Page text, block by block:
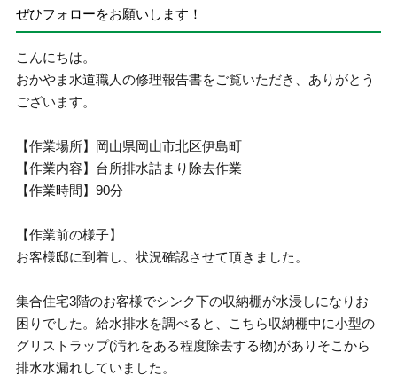
ぜひフォローをお願いします！
こんにちは。
おかやま水道職人の修理報告書をご覧いただき、ありがとう
ございます。
【作業場所】岡山県岡山市北区伊島町
【作業内容】台所排水詰まり除去作業
【作業時間】90分
【作業前の様子】
お客様邸に到着し、状況確認させて頂きました。
集合住宅3階のお客様でシンク下の収納棚が水浸しになりお
困りでした。給水排水を調べると、こちら収納棚中に小型の
グリストラップ(汚れをある程度除去する物)がありそこから
排水水漏れしていました。